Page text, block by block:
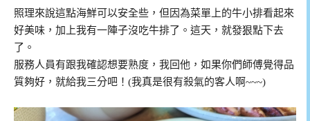
照理來說這點海鮮可以安全些，但因為菜單上的牛小排看起來
好美味，加上我有一陣子沒吃牛排了。這天，就發狠點下去
了。
服務人員有跟我確認想要熟度，我回他，如果你們師傅覺得品
質夠好，就給我三分吧！(我真是很有殺氣的客人啊~~~)